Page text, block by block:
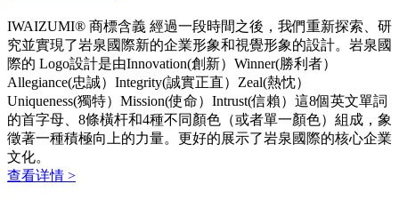
IWAIZUMI® 商標含義 經過一段時間之後，我們重新探索、研
究並實現了岩泉國際新的企業形象和視覺形象的設計。岩泉國
際的 Logo設計是由Innovation(創新）Winner(勝利者）
Allegiance(忠誠）Integrity(誠實正直）Zeal(熱忱）
Uniqueness(獨特）Mission(使命）Intrust(信賴）這8個英文單詞
的首字母、8條橫杆和4種不同顏色（或者單一顏色）組成，象
徵著一種積極向上的力量。更好的展示了岩泉國際的核心企業
文化。
查看详情 >